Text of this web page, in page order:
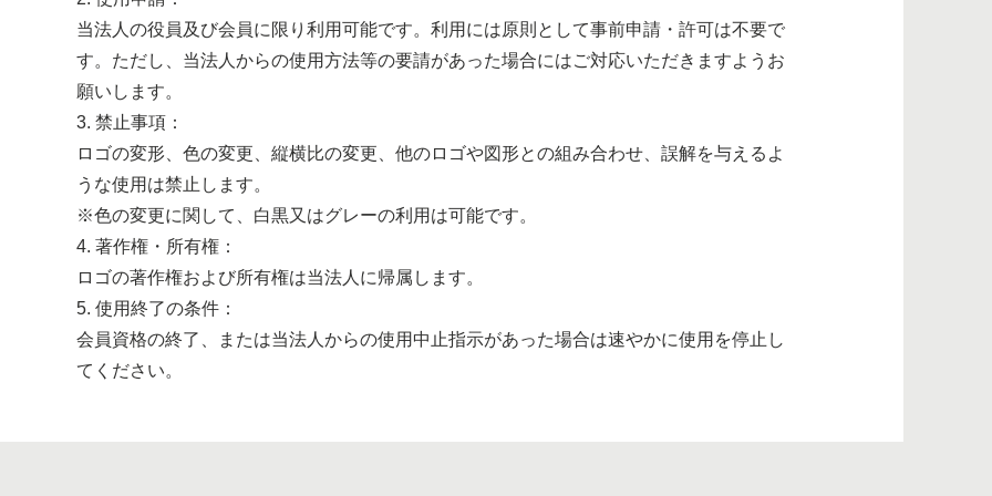
当法人の役員及び会員に限り利用可能です。利用には原則として事前申請・許可は不要で
す。ただし、当法人からの使用方法等の要請があった場合にはご対応いただきますようお
願いします。
3. 禁止事項：
ロゴの変形、色の変更、縦横比の変更、他のロゴや図形との組み合わせ、誤解を与えるよ
うな使用は禁止します。
※色の変更に関して、白黒又はグレーの利用は可能です。
4. 著作権・所有権：
ロゴの著作権および所有権は当法人に帰属します。
5. 使用終了の条件：
会員資格の終了、または当法人からの使用中止指示があった場合は速やかに使用を停止し
てください。